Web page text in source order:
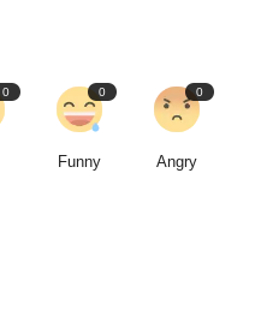
0 0
Funny
0
Angry